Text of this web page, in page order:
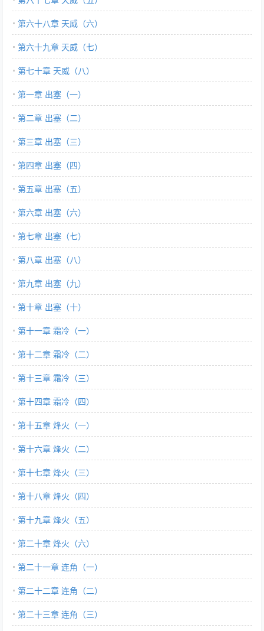
第六十八章 天威（六）
第六十九章 天威（七）
第七十章 天威（八）
第一章 出塞（一）
第二章 出塞（二）
第三章 出塞（三）
第四章 出塞（四）
第五章 出塞（五）
第六章 出塞（六）
第七章 出塞（七）
第八章 出塞（八）
第九章 出塞（九）
第十章 出塞（十）
第十一章 霜冷（一）
第十二章 霜冷（二）
第十三章 霜冷（三）
第十四章 霜冷（四）
第十五章 烽火（一）
第十六章 烽火（二）
第十七章 烽火（三）
第十八章 烽火（四）
第十九章 烽火（五）
第二十章 烽火（六）
第二十一章 连角（一）
第二十二章 连角（二）
第二十三章 连角（三）